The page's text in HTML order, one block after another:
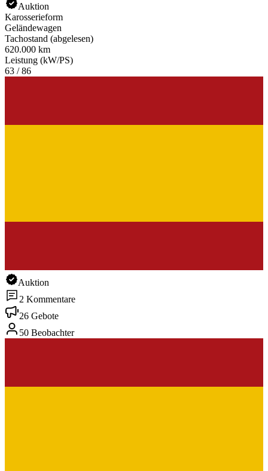
Auktion
Karosserieform
Geländewagen
Tachostand (abgelesen)
620.000 km
Leistung (kW/PS)
63 / 86
Auktion
2 Kommentare
26 Gebote
50 Beobachter